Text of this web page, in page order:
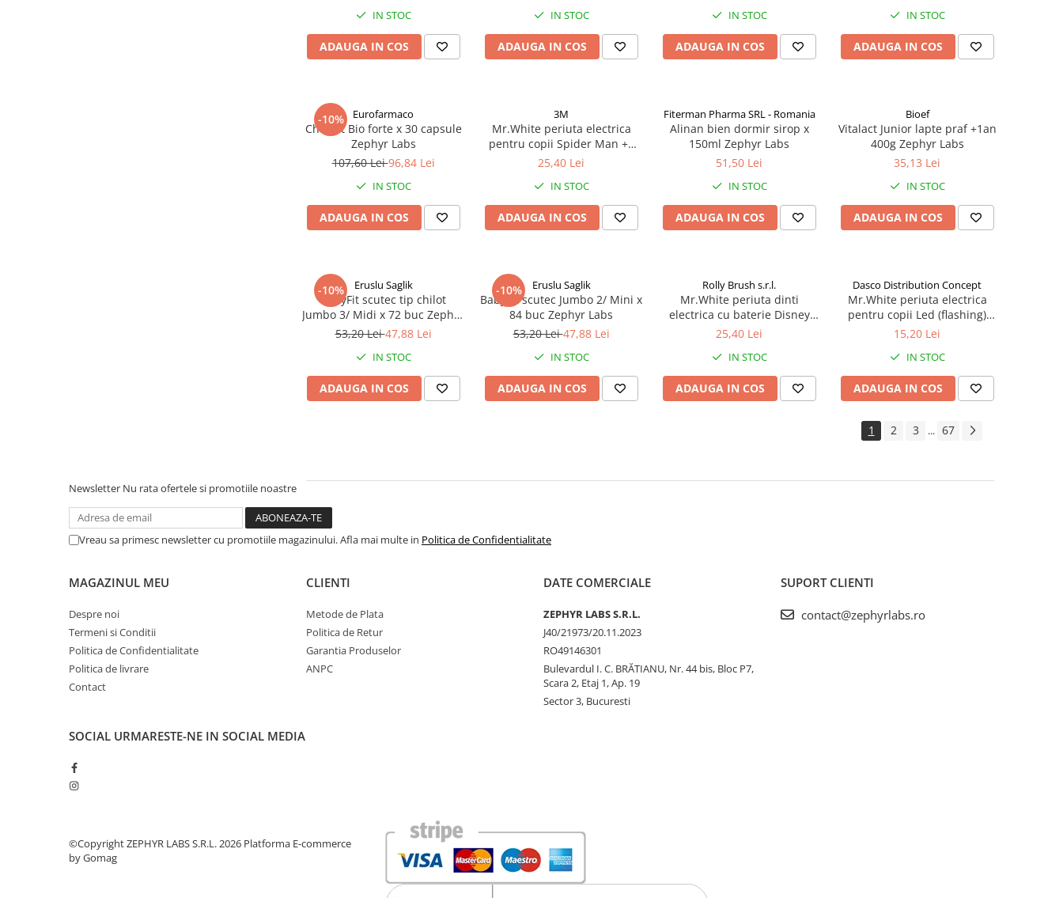
IN STOC
ADAUGA IN COS
IN STOC
ADAUGA IN COS
IN STOC
ADAUGA IN COS
IN STOC
ADAUGA IN COS
-10% Eurofarmaco
Cholest Bio forte x 30 capsule
Zephyr Labs
107,60 Lei96,84 Lei
IN STOC
ADAUGA IN COS
3M
Mr.White periuta electrica
pentru copii Spider Man +4
ani Zephyr Labs
25,40 Lei
IN STOC
ADAUGA IN COS
Fiterman Pharma SRL - Romania
Alinan bien dormir sirop x
150ml Zephyr Labs
51,50 Lei
IN STOC
ADAUGA IN COS
Bioef
Vitalact Junior lapte praf +1an
400g Zephyr Labs
35,13 Lei
IN STOC
ADAUGA IN COS
-10% Eruslu Saglik
BabyFit scutec tip chilot
Jumbo 3/ Midi x 72 buc Zephyr
Labs
53,20 Lei47,88 Lei
IN STOC
ADAUGA IN COS
-10% Eruslu Saglik
BabyFit scutec Jumbo 2/ Mini x
84 buc Zephyr Labs
53,20 Lei47,88 Lei
IN STOC
ADAUGA IN COS
Rolly Brush s.r.l.
Mr.White periuta dinti
electrica cu baterie Disney
Mickey Zephyr Labs
25,40 Lei
IN STOC
ADAUGA IN COS
Dasco Distribution Concept
Mr.White periuta electrica
pentru copii Led (flashing)
Spider-Man +3 ani Zephyr
15,20 Lei
IN STOC
ADAUGA IN COS
1 2 3 ... 67
Newsletter Nu rata ofertele si promotiile noastre
Vreau sa primesc newsletter cu promotiile magazinului. Afla mai multe in Politica de Confidentialitate
MAGAZINUL MEU
Despre noi
Termeni si Conditii
Politica de Confidentialitate
Politica de livrare
Contact
CLIENTI
Metode de Plata
Politica de Retur
Garantia Produselor
ANPC
DATE COMERCIALE
ZEPHYR LABS S.R.L.
J40/21973/20.11.2023
RO49146301
Bulevardul I. C. BRĂTIANU, Nr. 44 bis, Bloc P7,
Scara 2, Etaj 1, Ap. 19
Sector 3, Bucuresti
SUPORT CLIENTI
contact@zephyrlabs.ro
SOCIAL URMARESTE-NE IN SOCIAL MEDIA
©Copyright ZEPHYR LABS S.R.L. 2026 Platforma E-commerce
by Gomag